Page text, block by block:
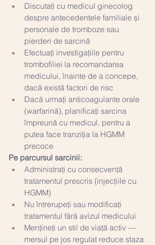
Discutați cu medicul ginecolog
despre antecedentele familiale și
personale de tromboze sau
pierderi de sarcină
Efectuați investigațiile pentru
trombofiliei la recomandarea
medicului, înainte de a concepe,
dacă există factori de risc
Dacă urmați anticoagulante orale
(warfarină), planificați sarcina
împreună cu medicul, pentru a
putea face tranziția la HGMM
precoce
Pe parcursul sarcinii:
Administrați cu consecvență
tratamentul prescris (injecțiile cu
HGMM)
Nu întrerupeți sau modificați
tratamentul fără avizul medicului
Mențineți un stil de viață activ —
mersul pe jos regulat reduce staza